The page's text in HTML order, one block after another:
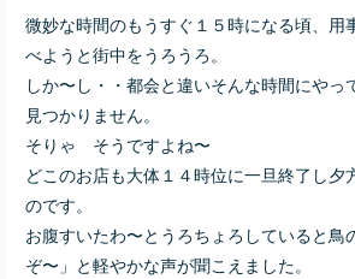
微妙な時間のもうすぐ１５時になる頃、用
べようと街中をうろうろ。
しか〜し・・都会と違いそんな時間にやっ
見つかりません。
そりゃ そうですよね〜
どこのお店も大体１４時位に一旦終了し夕
のです。
お腹すいたわ〜とうろちょろしていると鳥
ぞ〜」と軽やかな声が聞こえました。